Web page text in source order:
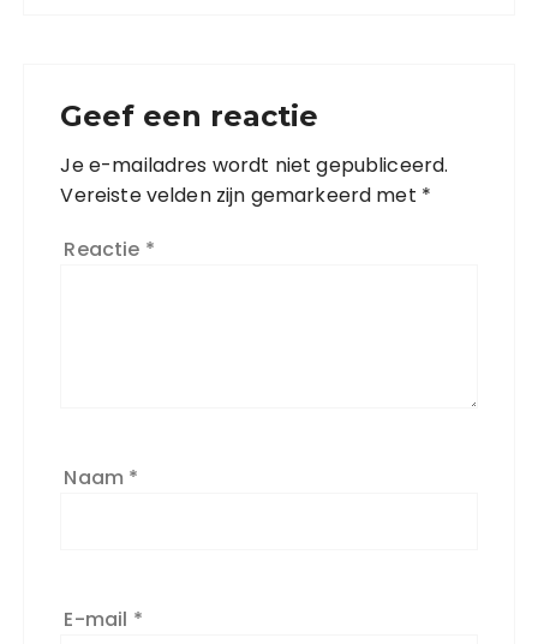
Geef een reactie
Je e-mailadres wordt niet gepubliceerd.
Vereiste velden zijn gemarkeerd met *
Reactie *
Naam *
E-mail *